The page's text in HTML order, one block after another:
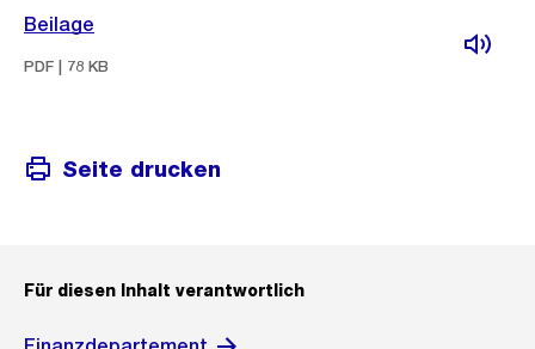
Beilage
PDF | 78 KB
Seite drucken
Für diesen Inhalt verantwortlich